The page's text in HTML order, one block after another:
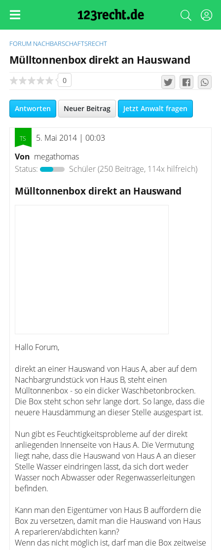
FORUM NACHBARSCHAFTSRECHT
Mülltonnenbox direkt an Hauswand
0
Antworten Neuer Beitrag Jetzt Anwalt fragen
5. Mai 2014 | 00:03
Von megathomas
Status:
Schüler(250 Beiträge, 114x hilfreich)
Mülltonnenbox direkt an Hauswand
Hallo Forum,
direkt an einer Hauswand von Haus A, aber auf dem
Nachbargrundstück von Haus B, steht einen
Mülltonnenbox - so ein dicker Waschbetonbrocken.
Die Box steht schon sehr lange dort. So lange, dass die
neuere Hausdämmung an dieser Stelle ausgespart ist.
Nun gibt es Feuchtigkeitsprobleme auf der direkt
anliegenden Innenseite von Haus A. Die Vermutung
liegt nahe, dass die Hauswand von Haus A an dieser
Stelle Wasser eindringen lässt, da sich dort weder
Wasser noch Abwasser oder Regenwasserleitungen
befinden.
Kann man den Eigentümer von Haus B auffordern die
Box zu versetzen, damit man die Hauswand von Haus
A reparieren/abdichten kann?
Wenn das nicht möglich ist, darf man die Box zeitweise